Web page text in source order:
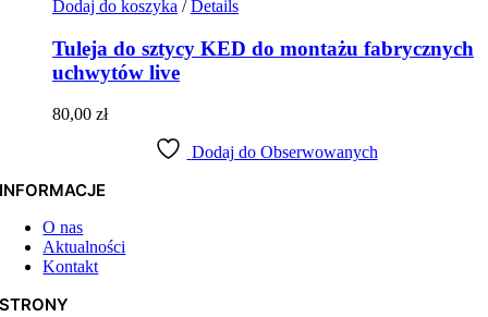
Dodaj do koszyka / Details
Tuleja do sztycy KED do montażu fabrycznych
uchwytów live
80,00 zł
Dodaj do Obserwowanych
INFORMACJE
O nas
Aktualności
Kontakt
STRONY